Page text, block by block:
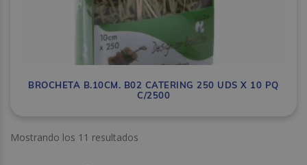
BROCHETA B.10CM. B02 CATERING 250 UDS X 10 PQ
C/2500
Mostrando los 11 resultados